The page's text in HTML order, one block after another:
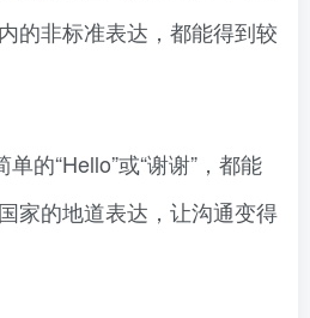
的非标准表达，都能得到较
的“Hello”或“谢谢”，都能
家的地道表达，让沟通变得